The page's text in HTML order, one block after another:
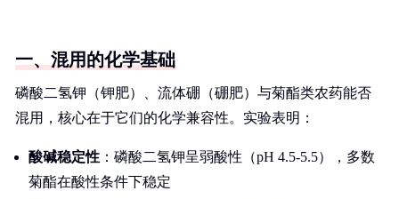
一、混用的化学基础
磷酸二氢钾（钾肥）、流体硼（硼肥）与菊酯类农药能否
混用，核心在于它们的化学兼容性。实验表明：
酸碱稳定性 ：磷酸二氢钾呈弱酸性（pH 4.5-5.5），多数
菊酯在酸性条件下稳定